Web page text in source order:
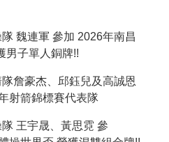
魏連軍 參加 2026年南昌
男子單人銅牌!!
詹豪杰、邱鈺兒及高誠恩
射箭錦標賽代表隊
王宇晟、黃思霓 參